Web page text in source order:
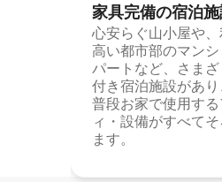
家具完備の宿⁠泊⁠
心安らぐ山小屋や
高い都市部のマン
パートなど、さま
付き宿泊施設があ
普段お家で使用す
ィ・設備がすべて
ます。